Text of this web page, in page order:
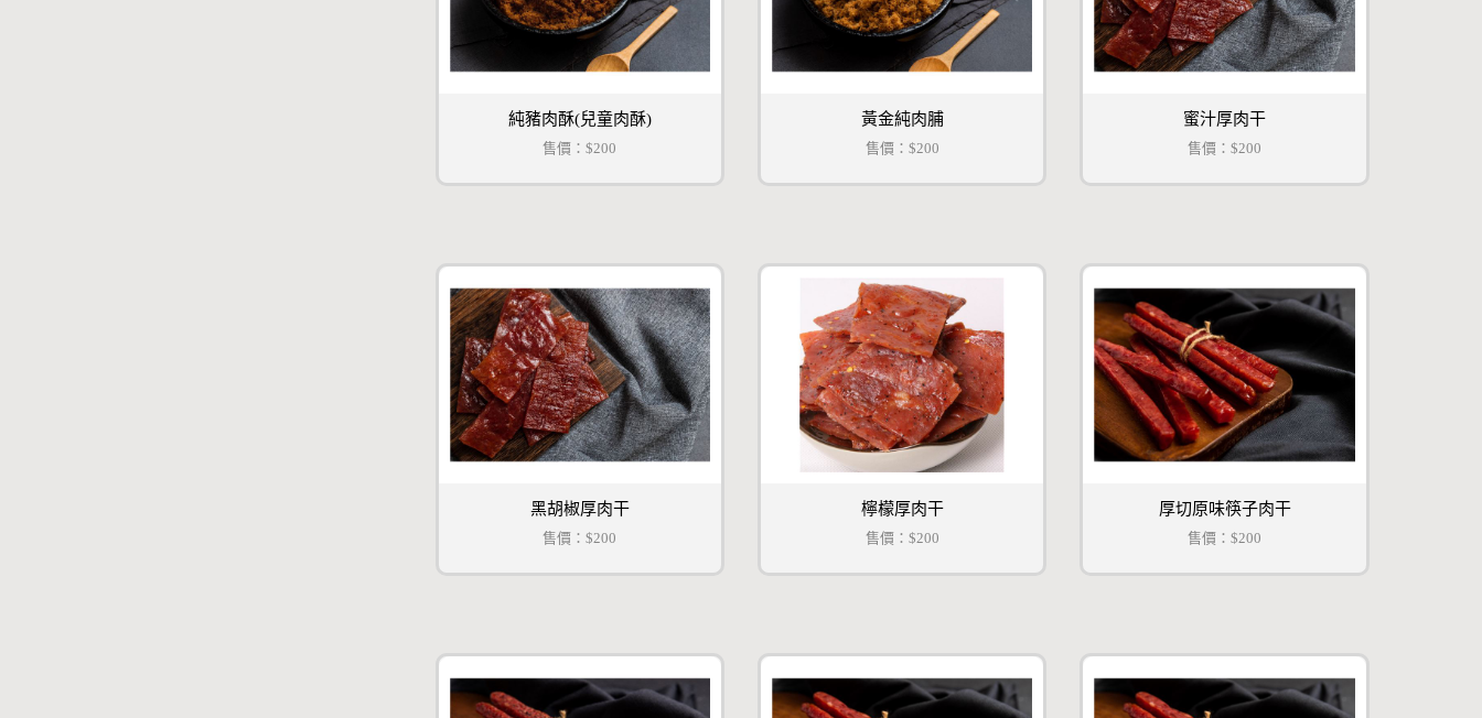
純豬肉酥(兒童肉酥)
售價：$200
黃金純肉脯
售價： $200
蜜汁厚肉干
售價：$200
黑胡椒厚肉干
售價：$200
檸檬厚肉干
售價： $200
厚切原味筷子肉干
售價：$200